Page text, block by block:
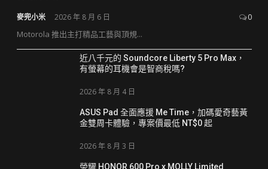
麥兜小米 2026 年 8 月 6 日 0
Motorola 推出主打精品工藝與頂規...
近八千元的 Soundcore Liberty 5 Pro Max，
有螢幕的耳機會是智商稅嗎?
2026 年 8 月 4 日
ASUS Pad 全面應援 Me Time，加碼愛奇藝黃
金雙周卡體驗，專案價最低 NT$0 起
2026 年 8 月 3 日
榮耀 HONOR 600 Pro x MOLLY Limited